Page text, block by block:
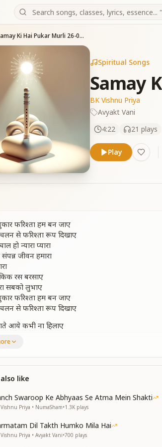
Samay Ki Hai Pukar Murli 26-05-2024
Spiritual Songs
Samay
BK Vishnu Priya
Avyakt Vani
4:22
21 plays
Play
फरिश्ता हम बन जाए
से फरिश्ता रूप दिखाए
हो न्यारा प्यारा
जीवन हमारा
रस बरसाए
सबको लुभाए
फरिश्ता हम बन जाए
से फरिश्ता रूप दिखाए
आये कभी ना हिलाए
सदा स्मृति स्वरूप हो
प्रति शुभ भावना हो
भरे शुभकामना हो
कुछ भी हो जाए
कभी कम हो ना पाए
फरिश्ता हम बन जाए
से फरिश्ता रूप दिखाए
like
Swaroop Ke Abhyaas Se Atma Mein Shakti
Vishnu Priya • NumaSham•1.3K plays
Dil Takth Humko Mila Hai
Vishnu Priya • Avyakt Vani•700 plays